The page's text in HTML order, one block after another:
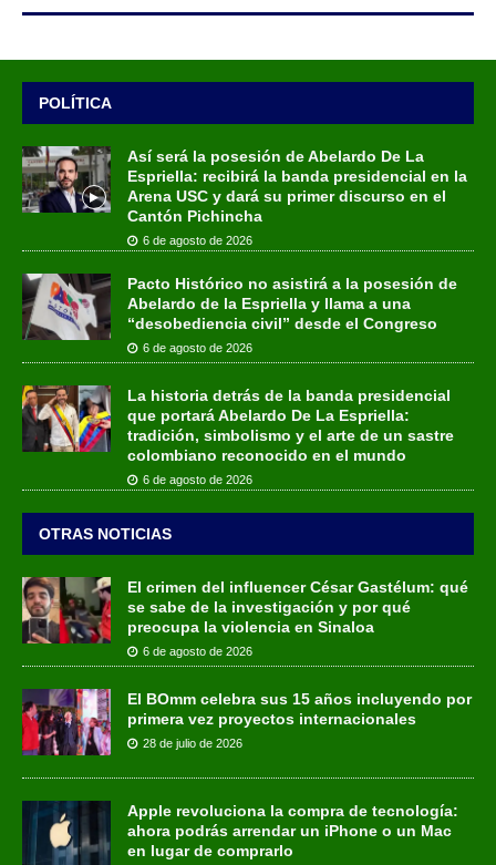
POLÍTICA
Así será la posesión de Abelardo De La
Espriella: recibirá la banda presidencial en la
Arena USC y dará su primer discurso en el
Cantón Pichincha
6 de agosto de 2026
Pacto Histórico no asistirá a la posesión de
Abelardo de la Espriella y llama a una
“desobediencia civil” desde el Congreso
6 de agosto de 2026
La historia detrás de la banda presidencial
que portará Abelardo De La Espriella:
tradición, simbolismo y el arte de un sastre
colombiano reconocido en el mundo
6 de agosto de 2026
OTRAS NOTICIAS
El crimen del influencer César Gastélum: qué
se sabe de la investigación y por qué
preocupa la violencia en Sinaloa
6 de agosto de 2026
El BOmm celebra sus 15 años incluyendo por
primera vez proyectos internacionales
28 de julio de 2026
Apple revoluciona la compra de tecnología:
ahora podrás arrendar un iPhone o un Mac
en lugar de comprarlo